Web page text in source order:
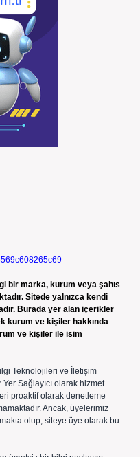
bir marka, kurum veya şahıs
Sitede yalnızca kendi
Burada yer alan içerikler
kurum ve kişiler hakkında
ve kişiler ile isim
Teknolojileri ve İletişim
Sağlayıcı olarak hizmet
proaktif olarak denetleme
Ancak, üyelerimiz
olup, siteye üye olarak bu